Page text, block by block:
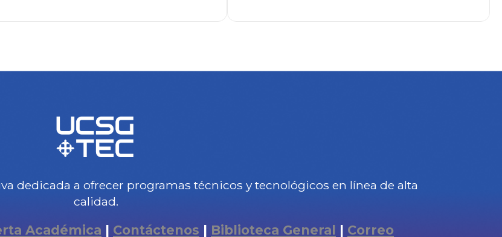
dedicada a ofrecer programas técnicos y tecnológicos en línea de alta
calidad.
Académica | Contáctenos | Biblioteca General | Correo